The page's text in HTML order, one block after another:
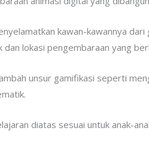
kawan-kawannya
lokasi pengembaraan yang
unsur gamifikasi seperti
diatas sesuai untuk anak-